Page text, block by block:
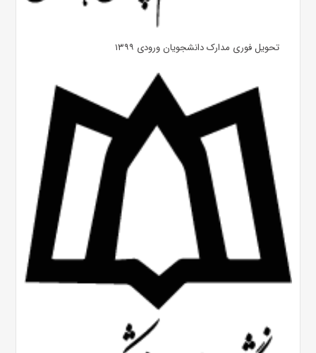
تحویل فوری مدارک دانشجویان ورودی ۱۳۹۹